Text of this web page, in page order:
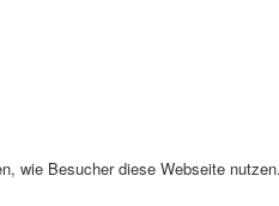
wie Besucher diese Webseite